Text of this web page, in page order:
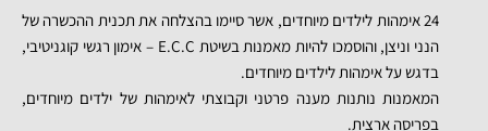
24 אימהות לילדים מיוחדים, אשר סיימו בהצלחה את תכנית ההכשרה של
הנני וניצן, והוסמכו להיות מאמנות בשיטת E.C.C – אימון רגשי קוגניטיבי,
בדגש על אימהות לילדים מיוחדים.
המאמנות נותנות מענה פרטני וקבוצתי לאימהות של ילדים מיוחדים,
בפריסה ארצית.